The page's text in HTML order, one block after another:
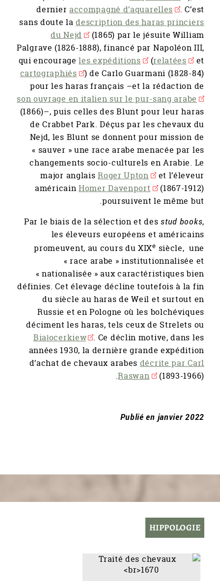
dernieraccompagné d’aquarelles
. C’est
sans doute ladescription des haras princiers
du Nejd
(1865) par le jésuite William
Palgrave (1826-1888), financé par Napoléon III,
qui encourageles expéditions (relatées
et
cartographiés
) de Carlo Guarmani (1828-84)
pour les haras français –et la rédaction de
son ouvrage en italien sur le pur-sang arabe
(1866)–, puis celles des Blunt pour leur haras
de Crabbet Park. Déçus par les chevaux du
Nejd, les Blunt se donnent pour mission de
« sauver » une race arabe menacée par les
changements socio-culturels en Arabie. Le
major anglaisRoger Upton
et l’éleveur
américainHomer Davenport
(1867-1912)
poursuivent le même but.
Par le biais de la sélection et desstud books
les éleveurs européens et américains
promeuvent, au cours du XIXe siècle, une
« race arabe » institutionnalisée et
« nationalisée » aux caractéristiques bien
définies. Cet élevage décline toutefois à la fin
du siècle au haras de Weil et surtout en
Russie et en Pologne où les bolchéviques
déciment les haras, tels ceux de Strelets ou
Białocerkiew
. Ce déclin motive, dans les
années 1930, la dernière grande expédition
d’achat de chevaux arabesdécrite par Carl
Raswan
(1893-1966).
Publié en janvier 2022
HIPPOLOGIE